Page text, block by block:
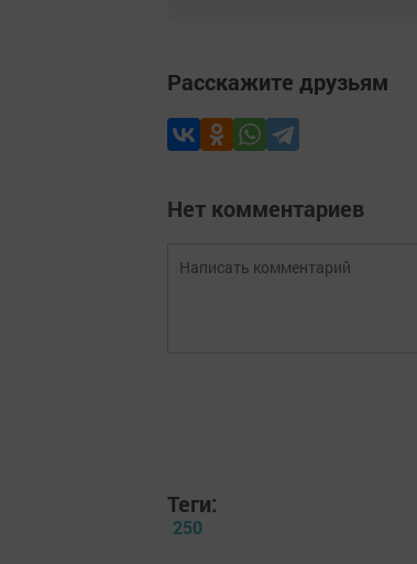
Расскажите друзьям
Нет комментариев
Теги:
250